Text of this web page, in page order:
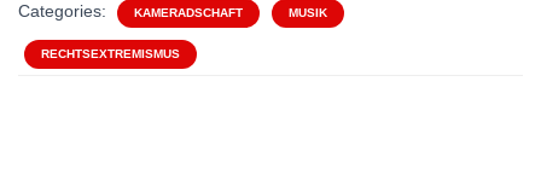
Categories: KAMERADSCHAFT MUSIK
RECHTSEXTREMISMUS